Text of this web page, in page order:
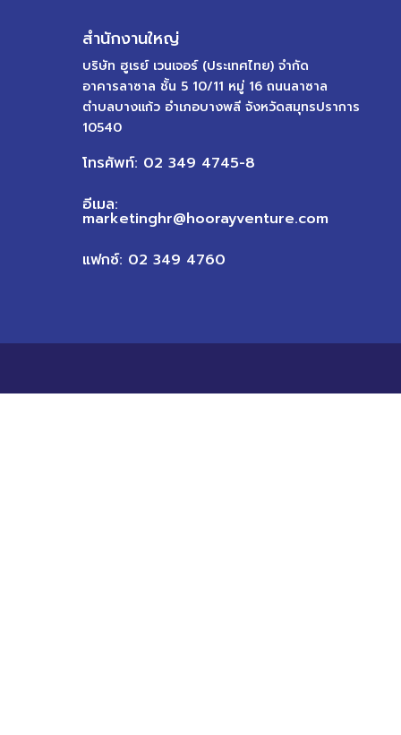
สำนักงานใหญ่
บริษัท ฮูเรย์ เวนเจอร์ (ประเทศไทย) จำกัด
อาคารลาซาล ชั้น 5 10/11 หมู่ 16 ถนนลาซาล
ตำบลบางแก้ว อำเภอบางพลี จังหวัดสมุทรปราการ
10540
โทรศัพท์: 02 349 4745-8
อีเมล:
marketinghr@hoorayventure.com
แฟกซ์: 02 349 4760